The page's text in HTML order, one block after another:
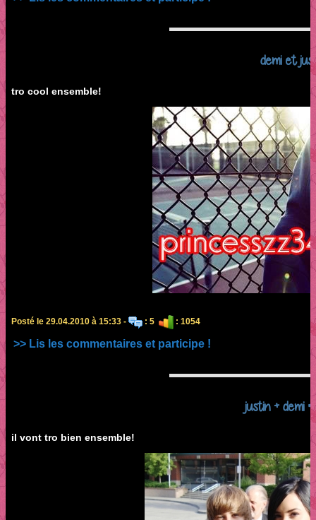
demi et
tro cool ensemble!
Posté le 29.04.2010 à 15:33 - : 5 : 1054
>> Lis les commentaires et participe !
justin + demi
il vont tro bien ensemble!